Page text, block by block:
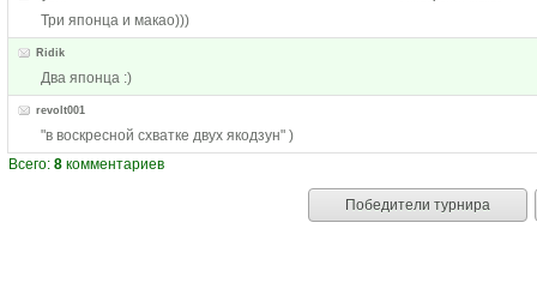
Три японца и макао)))
Ridik
Два японца :)
revolt001
"в воскресной схватке двух якодзун" )
Всего: 8 комментариев
Победители турнира